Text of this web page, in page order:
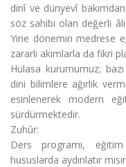
dinî ve dünyevî
söz sahibi olan değerli
Yine dönemin medrese
zararlı akımlarla da fikri
Hülasa kurumumuz;
dini bilimlere ağırlık
esinlenerek modern
sürdürmektedir.
Zuhûr:
Ders programı,
hususlarda aydınlatır